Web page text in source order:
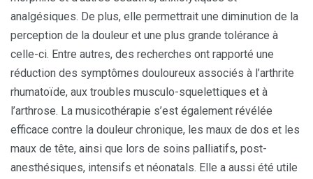
analgésiques. De plus, elle permettrait une diminution de la
perception de la douleur et une plus grande tolérance à
celle-ci. Entre autres, des recherches ont rapporté une
réduction des symptômes douloureux associés à l’arthrite
rhumatoïde, aux troubles musculo-squelettiques et à
l’arthrose. La musicothérapie s’est également révélée
efficace contre la douleur chronique, les maux de dos et les
maux de tête, ainsi que lors de soins palliatifs, post-
anesthésiques, intensifs et néonatals. Elle a aussi été utile